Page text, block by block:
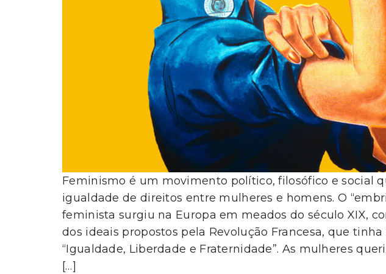
Feminismo é um movimento político, filosófico e social
igualdade de direitos entre mulheres e homens. O
feminista surgiu na Europa em meados do século XIX,
dos ideais propostos pela Revolução Francesa, que
“Igualdade, Liberdade e Fraternidade”. As mulheres
[…]